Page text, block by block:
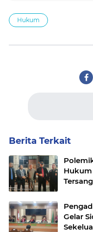
Hukum
Berita Terkait
Hukum
Gelar